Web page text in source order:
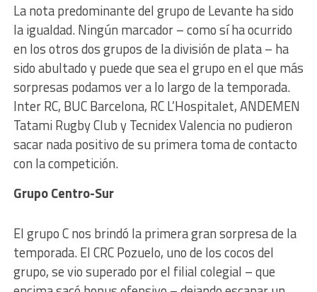
La nota predominante del grupo de Levante ha sido
la igualdad. Ningún marcador – como sí ha ocurrido
en los otros dos grupos de la división de plata – ha
sido abultado y puede que sea el grupo en el que más
sorpresas podamos ver a lo largo de la temporada.
Inter RC, BUC Barcelona, RC L’Hospitalet, ANDEMEN
Tatami Rugby Club y Tecnidex Valencia no pudieron
sacar nada positivo de su primera toma de contacto
con la competición.
Grupo Centro-Sur
El grupo C nos brindó la primera gran sorpresa de la
temporada. El CRC Pozuelo, uno de los cocos del
grupo, se vio superado por el filial colegial – que